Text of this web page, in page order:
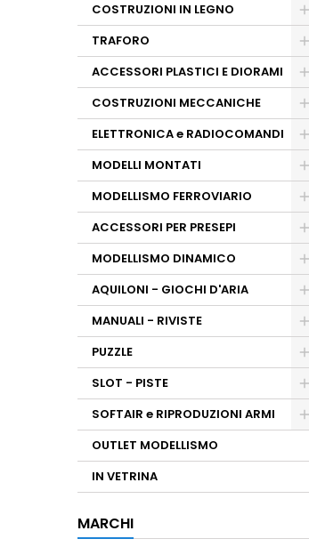
COSTRUZIONI IN LEGNO
TRAFORO
ACCESSORI PLASTICI E DIORAMI
COSTRUZIONI MECCANICHE
ELETTRONICA e RADIOCOMANDI
MODELLI MONTATI
MODELLISMO FERROVIARIO
ACCESSORI PER PRESEPI
MODELLISMO DINAMICO
AQUILONI - GIOCHI D'ARIA
MANUALI - RIVISTE
PUZZLE
SLOT - PISTE
SOFTAIR e RIPRODUZIONI ARMI
OUTLET MODELLISMO
IN VETRINA
MARCHI